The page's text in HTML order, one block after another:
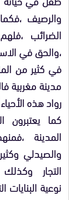
والرصيف
الضرائب
،والحق في
في كثير من
مدينة مغربية
رواد هذه
كما يعتبرون
المدينة
والصيدلي
التجار
نوعية